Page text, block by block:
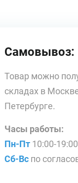
Самовывоз:
Товар можно
складах в
Петербурге.
Часы работы:
Пн-Пт 10:00-
Сб-Вс по